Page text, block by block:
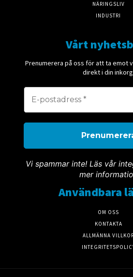
NÄRINGSLIV
INDUSTRI
Vårt
Prenumerera på oss för att ta emot
direkt i din
Vi spammar inte! Läs vår
mer
Användbara
OM OSS
KONTAKTA
ALLMÄNNA